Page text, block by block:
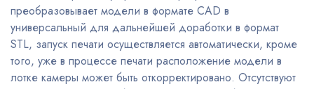
преобразовывает модели в формате CAD в
универсальный для дальнейшей доработки в формат
STL, запуск печати осуществляется автоматически, кроме
того, уже в процессе печати расположение модели в
лотке камеры может быть откорректировано. Отсутствуют